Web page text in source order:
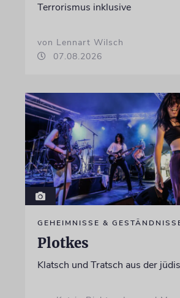
Terrorismus inklusive
von Lennart Wilsch
07.08.2026
GEHEIMNISSE &
Plotkes
Klatsch und Tratsch aus der